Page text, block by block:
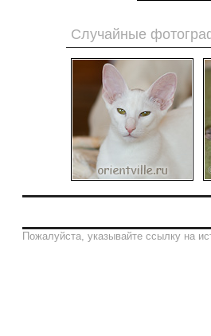
Случайные
Пожалуйста, указывайте ссылку на